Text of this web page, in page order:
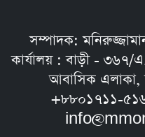
সম্পাদক:
কার্যালয় : বাড়ী - ৩৬৭/
আবাসিক এলাকা,
+৮৮০১৭১১-